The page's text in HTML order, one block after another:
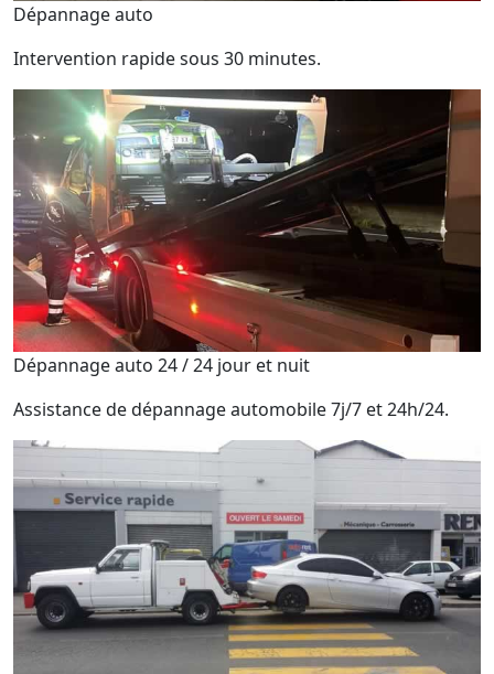
Dépannage auto
Intervention rapide sous 30 minutes.
Dépannage auto 24 / 24 jour et nuit
Assistance de dépannage automobile 7j/7 et 24h/24.